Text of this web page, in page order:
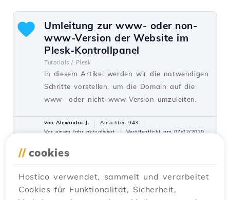
Umleitung zur www- oder non-
www-Version der Website im
Plesk-Kontrollpanel
Tutorials / Plesk
In diesem Artikel werden wir die notwendigen
Schritte vorstellen, um die Domain auf die
www- oder nicht-www-Version umzuleiten.
von Alexandru J.
Ansichten 943
Vor einem Jahr aktualisiert
Veröffentlicht am 07/02/2020
Unterstützung im Plesk-
Administrationspanel
// cookies
Hostico verwendet, sammelt und verarbeitet
Cookies für Funktionalität, Sicherheit,